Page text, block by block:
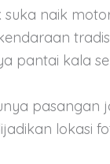
naik
pantai kala
pasangan
lokasi